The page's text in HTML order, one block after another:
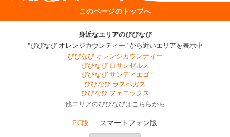
このページのトップへ
身近なエリアのびびなび
"びびなび オレンジカウンティー" から近いエリアを表示中
びびなび オレンジカウンティー
びびなび ロサンゼルス
びびなび サンディエゴ
びびなび ラスベガス
びびなび フェニックス
他エリアのびびなびはこちらから
PC版 スマートフォン版